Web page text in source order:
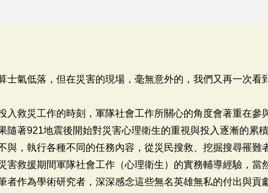
士氣低落，但在災害的現場，毫無意外的，我們又再一次看
入救災工作的時刻，軍隊社會工作所關心的角度會著重在參
隨著921地震後開始對災害心理衛生的重視與投入逐漸的累
與，執行各種不同的任務內容，從災民搜救、挖掘搜尋罹難
害救援期間軍隊社會工作（心理衛生）的實務輔導經驗，當
者作為學術研究者，深深感念這些無名英雄無私的付出與貢